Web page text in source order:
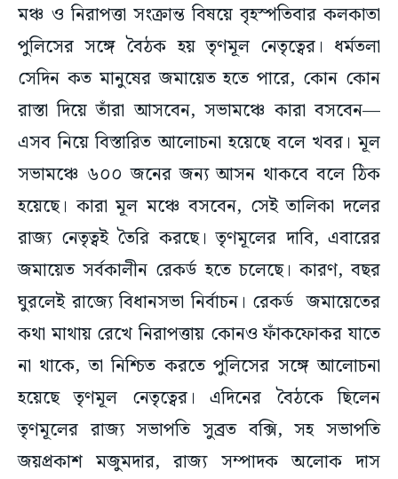
মঞ্চ ও নিরাপত্তা সংক্রান্ত বিষয়ে বৃহস্পতিবার কলকাতা
পুলিসের সঙ্গে বৈঠক হয় তৃণমূল নেতৃত্বের। ধর্মতলা
সেদিন কত মানুষের জমায়েত হতে পারে, কোন কোন
রাস্তা দিয়ে তাঁরা আসবেন, সভামঞ্চে কারা বসবেন—
এসব নিয়ে বিস্তারিত আলোচনা হয়েছে বলে খবর। মূল
সভামঞ্চে ৬০০ জনের জন্য আসন থাকবে বলে ঠিক
হয়েছে। কারা মূল মঞ্চে বসবেন, সেই তালিকা দলের
রাজ্য নেতৃত্বই তৈরি করছে। তৃণমূলের দাবি, এবারের
জমায়েত সর্বকালীন রেকর্ড হতে চলেছে। কারণ, বছর
ঘুরলেই রাজ্যে বিধানসভা নির্বাচন। রেকর্ড জমায়েতের
কথা মাথায় রেখে নিরাপত্তায় কোনও ফাঁকফোকর যাতে
না থাকে, তা নিশ্চিত করতে পুলিসের সঙ্গে আলোচনা
হয়েছে তৃণমূল নেতৃত্বের। এদিনের বৈঠকে ছিলেন
তৃণমূলের রাজ্য সভাপতি সুব্রত বক্সি, সহ সভাপতি
জয়প্রকাশ মজুমদার, রাজ্য সম্পাদক অলোক দাস